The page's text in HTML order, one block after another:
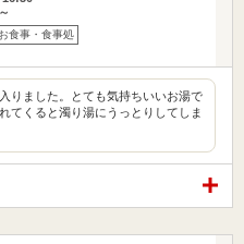
お食事・食事処
りました。とても気持ちいいお湯で
てくると濁り湯にうっとりしてしま